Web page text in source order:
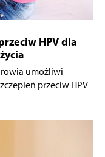
HPV dla
umożliwi
przeciw HPV